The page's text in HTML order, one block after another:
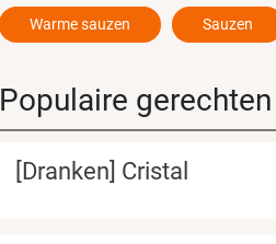
Warme sauzen Sauzen
Populaire gerechten
[Dranken] Cristal